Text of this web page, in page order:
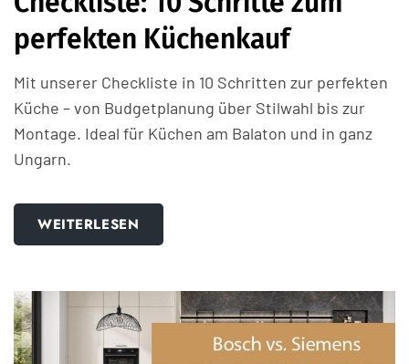
perfekten Küchenkauf
Mit unserer Checkliste in 10 Schritten zur perfekten
Küche – von Budgetplanung über Stilwahl bis zur
Montage. Ideal für Küchen am Balaton und in ganz
Ungarn.
WEITERLESEN